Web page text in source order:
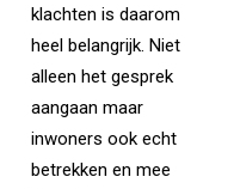
klachten is daarom
heel belangrijk. Niet
alleen het gesprek
aangaan maar
inwoners ook echt
betrekken en mee